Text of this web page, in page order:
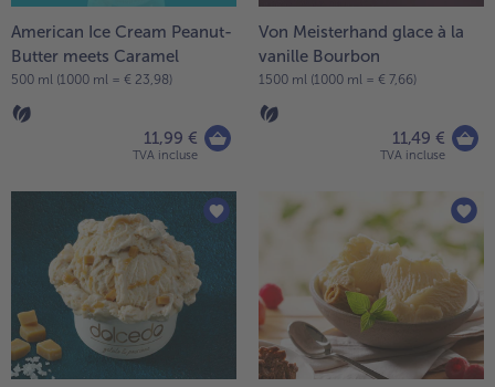
American Ice Cream Peanut-
Butter meets Caramel
500 ml (1000 ml = € 23,98)
11,99 €
TVA incluse
Von Meisterhand glace à la
vanille Bourbon
1500 ml (1000 ml = € 7,66)
11,49 €
TVA incluse